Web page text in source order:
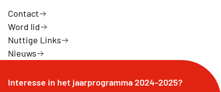
Contact
Word lid
Nuttige Links
Nieuws
Interesse in het jaarprogramma 2024-2025?